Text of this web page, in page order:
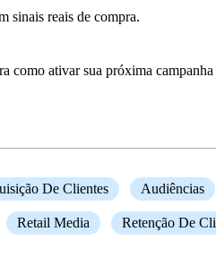
sinais reais de compra.
como ativar sua próxima
De Clientes Audiências
Retail Media Retenção De